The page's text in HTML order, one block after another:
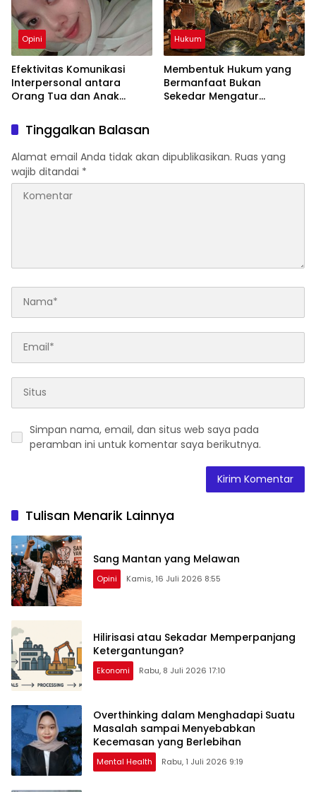
Opini
Efektivitas Komunikasi
Interpersonal antara
Orang Tua dan Anak
Keharmonisan Keluarga
Hukum
Membentuk Hukum yang
Bermanfaat Bukan
Sekedar Mengatur
Tinggalkan Balasan
Alamat email Anda tidak akan dipublikasikan. Ruas yang
wajib ditandai *
Simpan nama, email, dan situs web saya pada
peramban ini untuk komentar saya berikutnya.
Tulisan Menarik Lainnya
Sang Mantan yang Melawan
Opini Kamis, 16 Juli 2026 8:55
Hilirisasi atau Sekadar Memperpanjang
Ketergantungan?
Ekonomi Rabu, 8 Juli 2026 17:10
Overthinking dalam Menghadapi Suatu
Masalah sampai Menyebabkan
Kecemasan yang Berlebihan
Mental Health Rabu, 1 Juli 2026 9:19